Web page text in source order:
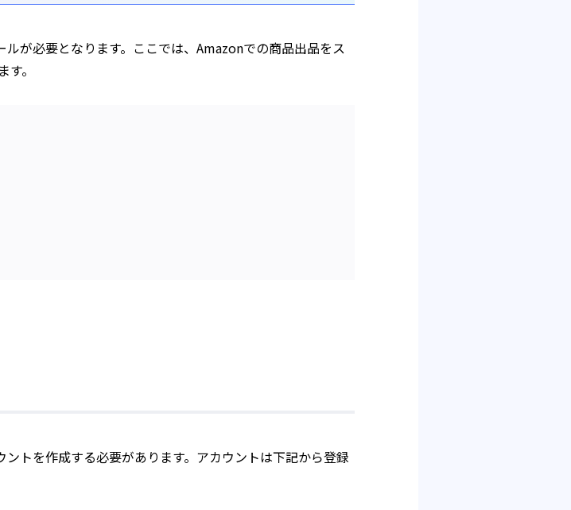
が必要となります。ここでは、Amazonでの商品出品をス
。
トを作成する必要があります。アカウントは下記から登録